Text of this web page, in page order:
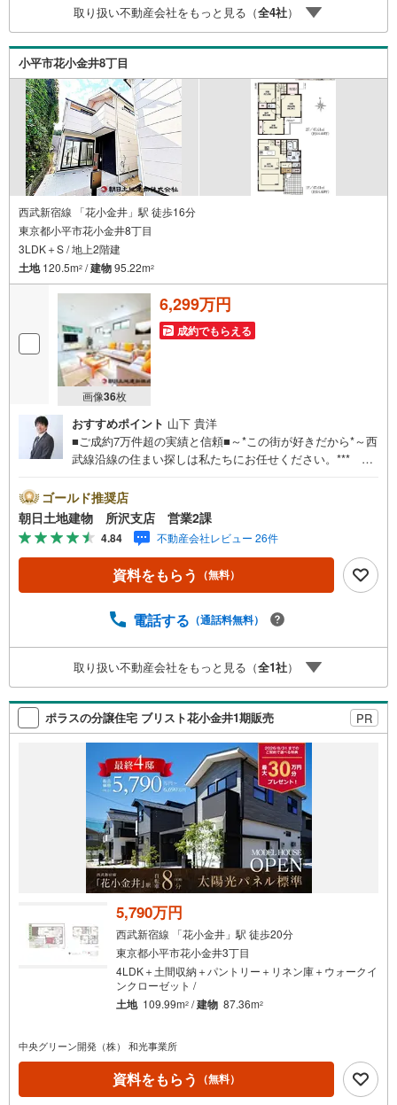
却時、ご自宅を綺麗にかつ瀟洒にさせるCG加工ホームステ
イジングサービス。・購入者様へ、税理士による確定申告
の無料セミナーをご招待いたします。
取り扱い不動産会社をもっと見る（全4社）
小平市花小金井8丁目
西武新宿線 「花小金井」駅 徒歩16分
東京都小平市花小金井8丁目
3LDK＋S / 地上2階建
土地120.5m2 /建物95.22m2
画像36枚
6,299万円
成約でもらえる
おすすめポイント 山下 貴洋
■ご成約7万件超の実績と信頼■～*この街が好きだから*～西
武線沿線の住まい探しは私たちにお任せください。*** 住
玉・神奈川に展開。豊富な取引データと現場経験をもと
に、お客様一人ひとりに最適なご提案を行っています。
「住宅ローンが不安」「自己資金が少ないけれど購入でき
る？」「住み替えの進め方が分からない」など、購入・売
却に関するお悩みにも有資格スタッフが丁寧に対応。資金
計画の立案から契約・お引渡しまで一貫してサポートいた
件ごとのメリット・注意点をまとめたレポートもご用意し
応。まずはお気軽にご相談ください。■電車でお越しのお客
様は、西武線「所沢駅」西口より徒歩5分■お車でお越しの
お客様は、提携駐車場がございますので弊社営業スタッフ
までお尋ねください。
ゴールド推奨店
朝日土地建物 所沢支店 営業2課
4.84 不動産会社レビュー 26件
資料をもらう （無料）
電話する （通話料無料）
取り扱い不動産会社をもっと見る（全1社）
ポラスの分譲住宅 ブリスト花小金井1期販売 PR
5,790万円
西武新宿線 「花小金井」駅 徒歩20分
東京都小平市花小金井3丁目
4LDK＋土間収納＋パントリー＋リネン庫＋ウォークイ
ンクローゼット /
土地 109.99m2 /建物 87.36m2
中央グリーン開発（株） 和光事業所
資料をもらう （無料）